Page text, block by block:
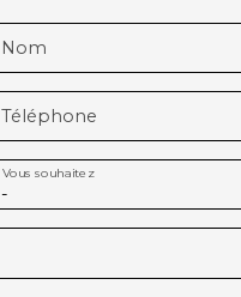
Nom
Téléphone
-
Vous souhaitez